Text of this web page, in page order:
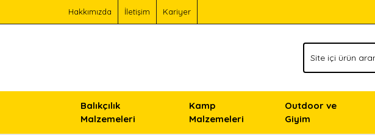
Hakkımızda İletişim Kariyer
Balıkçılık
Malzemeleri
Kamp
Malzemeleri
Outdoor ve
Giyim